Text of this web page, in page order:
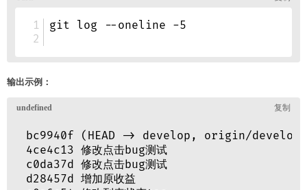
输出示例：